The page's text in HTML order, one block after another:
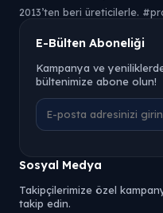
2013’ten beri üreticilerle.
E-Bülten Aboneliği
Kampanya ve
bültenimize abone olun!
Sosyal Medya
Takipçilerimize özel
takip edin.